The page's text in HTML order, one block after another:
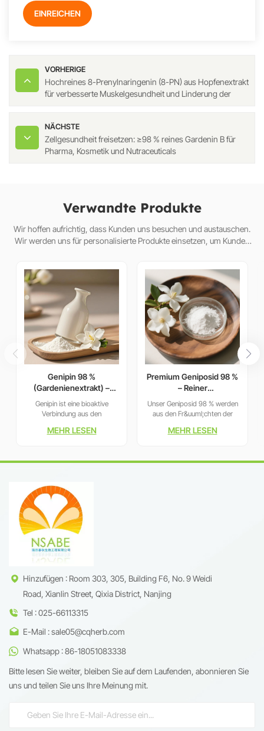
EINREICHEN
VORHERIGE
Hochreines 8-Prenylnaringenin (8-PN) aus Hopfenextrakt
für verbesserte Muskelgesundheit und Linderung der
NÄCHSTE
Zellgesundheit freisetzen: ≥98 % reines Gardenin B für
Pharma, Kosmetik und Nutraceuticals
Verwandte Produkte
Wir hoffen aufrichtig, dass Kunden uns besuchen und austauschen.
Wir werden uns für personalisierte Produkte einsetzen, um Kunden
Genipin 98 %
(Gardenienextrakt) –
Hochwertiges natürliches
Vernetzungsmittel
Genipin ist eine bioaktive
Verbindung aus den
Fr&uuml;chten der Gardenia
enzymatische Hydrolyse von
liegt als feines, cremefarbenes,
kristallines Pulver mit einer
Reinheit von &ge;98 % vor,
verifiziert durch HPLC-Analyse.
MEHR LESEN
Premium Geniposid 98 %
– Reiner
Gardenienextrakt für
pharmazeutische und
Anwendungen
Unser Geniposid 98 % werden
aus den Fr&uuml;chten der
und streng gereinigt, um einen
f&uuml;r die Forschung und
MEHR LESEN
Hinzufügen : Room 303, 305, Building F6, No. 9 Weidi
Road, Xianlin Street, Qixia District, Nanjing
Tel : 025-66113315
E-Mail : sale05@cqherb.com
Whatsapp : 86-18051083338
Bitte lesen Sie weiter, bleiben Sie auf dem Laufenden, abonnieren Sie
uns und teilen Sie uns Ihre Meinung mit.